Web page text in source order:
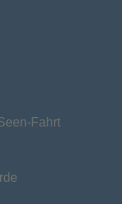
Fahrt